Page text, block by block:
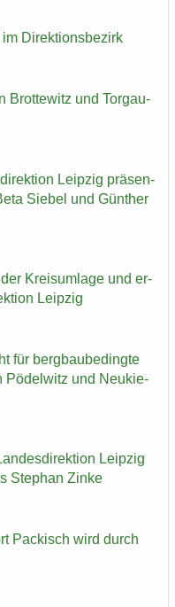
Di­rek­ti­ons­be­zirk
Brot­te­witz und Tor­gau­
Leip­zig prä­sen­
Sie­bel und Gün­ther
Kreis­um­la­ge und er­
Leip­zig
für berg­bau­be­ding­te
Pö­del­witz und Neu­kie­
Leip­zig
Ste­phan Zinke
Pa­ckisch wird durch